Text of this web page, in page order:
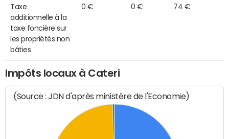
Taxe
additionnelle à la
taxe foncière sur
les propriétés non
bâties
0 € 0 € 74 €
Impôts locaux à Cateri
(Source : JDN d'après ministère de l'Economie)